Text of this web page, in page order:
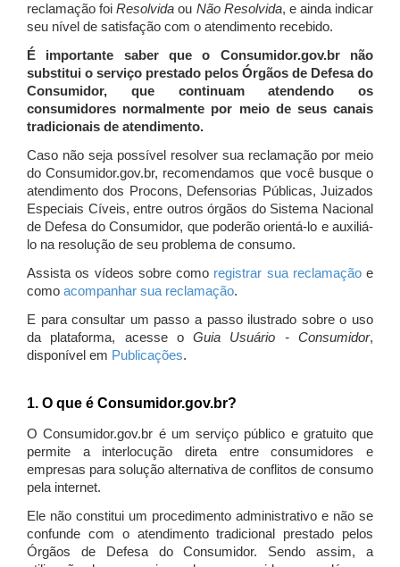
reclamação foiResolvida ou Não Resolvida, e ainda indicar
seu nível de satisfação com o atendimento recebido.
É importante saber que o Consumidor.gov.br não
substitui o serviço prestado pelos Órgãos de Defesa do
Consumidor, que continuam atendendo os
consumidores normalmente por meio de seus canais
tradicionais de atendimento.
Caso não seja possível resolver sua reclamação por meio
do Consumidor.gov.br, recomendamos que você busque o
atendimento dos Procons, Defensorias Públicas, Juizados
Especiais Cíveis, entre outros órgãos do Sistema Nacional
de Defesa do Consumidor, que poderão orientá-lo e auxiliá-
lo na resolução de seu problema de consumo.
Assista os vídeos sobre como registrar sua reclamaçãoe
como acompanhar sua reclamação.
E para consultar um passo a passo ilustrado sobre o uso
da plataforma, acesse oGuia Usuário - Consumidor,
disponível em Publicações.
1. O que é Consumidor.gov.br?
O Consumidor.gov.br é um serviço público e gratuito que
permite a interlocução direta entre consumidores e
empresas para solução alternativa de conflitos de consumo
pela internet.
Ele não constitui um procedimento administrativo e não se
confunde com o atendimento tradicional prestado pelos
Órgãos de Defesa do Consumidor. Sendo assim, a